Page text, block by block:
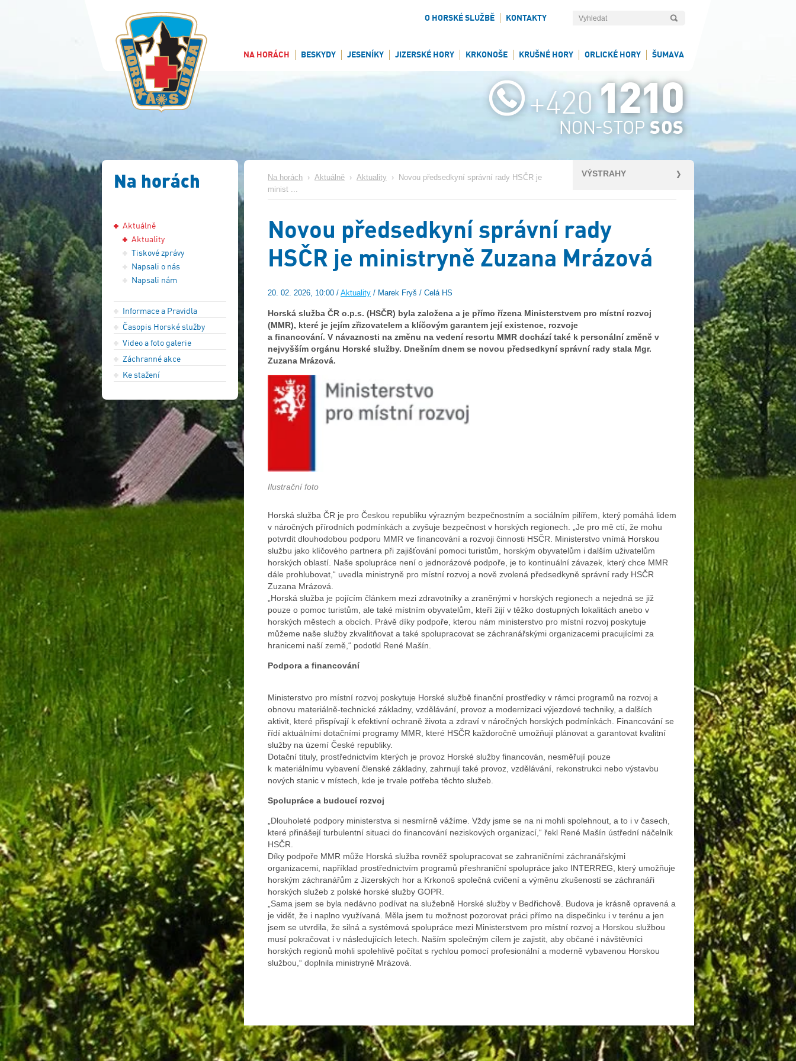
O HORSKÉ SLUŽBĚ KONTAKTY
NA HORÁCH BESKYDY JESENÍKY JIZERSKÉ HORY KRKONOŠE KRUŠNÉ HORY ORLICKÉ HORY ŠUMAVA
Na horách
Aktuálně
Aktuality
Tiskové zprávy
Napsali o nás
Napsali nám
Informace a Pravidla
Časopis Horské služby
Video a foto galerie
Záchranné akce
Ke stažení
VÝSTRAHY
Na horách › Aktuálně › Aktuality ›
Novou předsedkyní správní rady HSČR je
minist ...
Novou předsedkyní správní rady
HSČR je ministryně Zuzana Mrázová
20. 02. 2026, 10:00 / Aktuality / Marek Fryš / Celá HS
Horská služba ČR o.p.s. (HSČR) byla založena a je přímo řízena Ministerstvem pro místní rozvoj
(MMR), které je jejím zřizovatelem a klíčovým garantem její existence, rozvoje
a financování. V návaznosti na změnu na vedení resortu MMR dochází také k personální změně v
nejvyšším orgánu Horské služby. Dnešním dnem se novou předsedkyní správní rady stala Mgr.
Zuzana Mrázová.
Ilustrační foto
Horská služba ČR je pro Českou republiku výrazným bezpečnostním a sociálním pilířem, který pomáhá lidem
v náročných přírodních podmínkách a zvyšuje bezpečnost v horských regionech. „Je pro mě ctí, že mohu
potvrdit dlouhodobou podporu MMR ve financování a rozvoji činnosti HSČR. Ministerstvo vnímá Horskou
službu jako klíčového partnera při zajišťování pomoci turistům, horským obyvatelům i dalším uživatelům
horských oblastí. Naše spolupráce není o jednorázové podpoře, je to kontinuální závazek, který chce MMR
dále prohlubovat,“ uvedla ministryně pro místní rozvoj a nově zvolená předsedkyně správní rady HSČR
Zuzana Mrázová.
„Horská služba je pojícím článkem mezi zdravotníky a zraněnými v horských regionech a nejedná se již
pouze o pomoc turistům, ale také místním obyvatelům, kteří žijí v těžko dostupných lokalitách anebo v
horských městech a obcích. Právě díky podpoře, kterou nám ministerstvo pro místní rozvoj poskytuje
můžeme naše služby zkvalitňovat a také spolupracovat se záchranářskými organizacemi pracujícími za
hranicemi naší země,“ podotkl René Mašín.
Podpora a financování
Ministerstvo pro místní rozvoj poskytuje Horské službě finanční prostředky v rámci programů na rozvoj a
obnovu materiálně-technické základny, vzdělávání, provoz a modernizaci výjezdové techniky, a dalších
aktivit, které přispívají k efektivní ochraně života a zdraví v náročných horských podmínkách. Financování se
řídí aktuálními dotačními programy MMR, které HSČR každoročně umožňují plánovat a garantovat kvalitní
služby na území České republiky.
Dotační tituly, prostřednictvím kterých je provoz Horské služby financován, nesměřují pouze
k materiálnímu vybavení členské základny, zahrnují také provoz, vzdělávání, rekonstrukci nebo výstavbu
nových stanic v místech, kde je trvale potřeba těchto služeb.
Spolupráce a budoucí rozvoj
„Dlouholeté podpory ministerstva si nesmírně vážíme. Vždy jsme se na ni mohli spolehnout, a to i v časech,
které přinášejí turbulentní situaci do financování neziskových organizací,“ řekl René Mašín ústřední náčelník
HSČR.
Díky podpoře MMR může Horská služba rovněž spolupracovat se zahraničními záchranářskými
organizacemi, například prostřednictvím programů přeshraniční spolupráce jako INTERREG, který umožňuje
horským záchranářům z Jizerských hor a Krkonoš společná cvičení a výměnu zkušeností se záchranáři
horských služeb z polské horské služby GOPR.
„Sama jsem se byla nedávno podívat na služebně Horské služby v Bedřichově. Budova je krásně opravená a
je vidět, že i naplno využívaná. Měla jsem tu možnost pozorovat práci přímo na dispečinku i v terénu a jen
jsem se utvrdila, že silná a systémová spolupráce mezi Ministerstvem pro místní rozvoj a Horskou službou
musí pokračovat i v následujících letech. Naším společným cílem je zajistit, aby občané i návštěvníci
horských regionů mohli spolehlivě počítat s rychlou pomocí profesionální a moderně vybavenou Horskou
službou,“ doplnila ministryně Mrázová.